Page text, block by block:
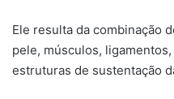
Ele resulta da combinação
pele, músculos,
estruturas de sustentação